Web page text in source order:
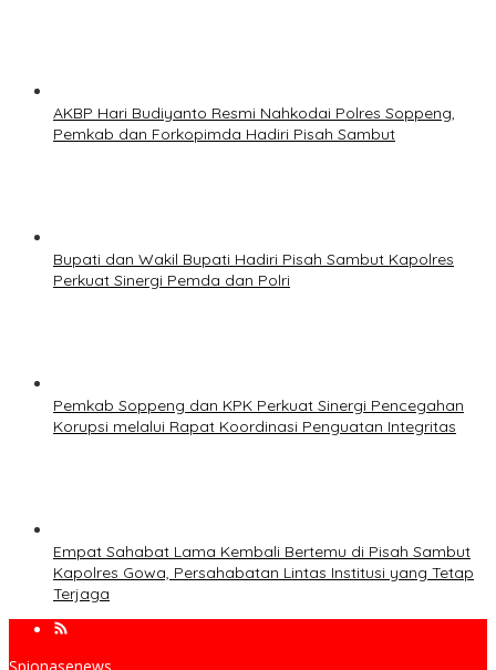
AKBP Hari Budiyanto Resmi Nahkodai Polres Soppeng,
Pemkab dan Forkopimda Hadiri Pisah Sambut
Bupati dan Wakil Bupati Hadiri Pisah Sambut Kapolres
Perkuat Sinergi Pemda dan Polri
Pemkab Soppeng dan KPK Perkuat Sinergi Pencegahan
Korupsi melalui Rapat Koordinasi Penguatan Integritas
Empat Sahabat Lama Kembali Bertemu di Pisah Sambut
Kapolres Gowa, Persahabatan Lintas Institusi yang Tetap
Terjaga